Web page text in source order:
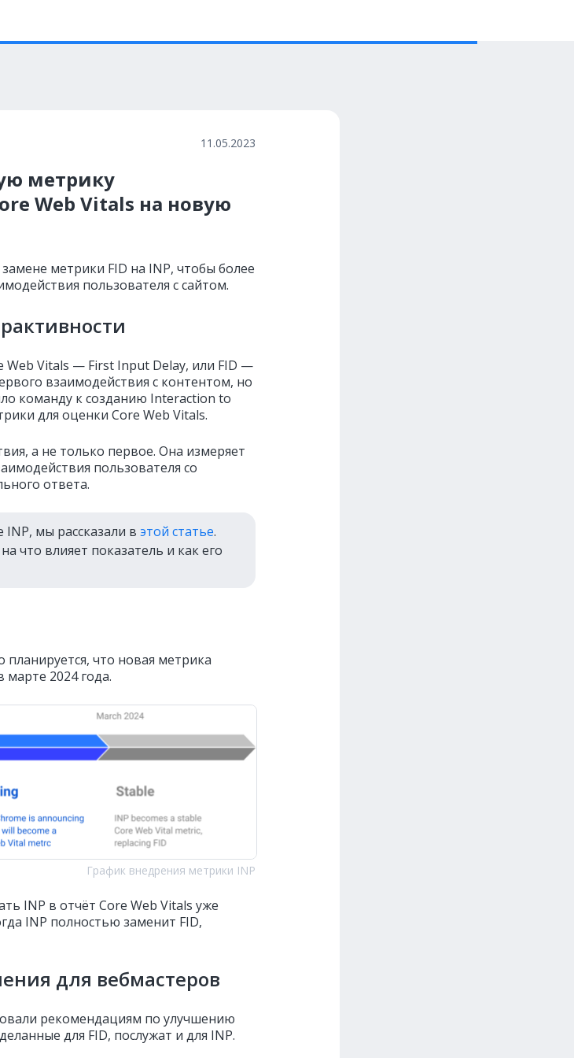
11.05.2023
метрику
Web Vitals на новую
метрики FID на INP, чтобы более
пользователя с сайтом.
Web Vitals — First Input Delay, или FID —
взаимодействия с контентом, но
команду к созданию Interaction to
для оценки Core Web Vitals.
а не только первое. Она измеряет
пользователя со
ответа.
мы рассказали в этой статье.
что влияет показатель и как его
планируется, что новая метрика
2024 года.
График внедрения метрики INP
INP в отчёт Core Web Vitals уже
INP полностью заменит FID,
для вебмастеров
рекомендациям по улучшению
для FID, послужат и для INP.